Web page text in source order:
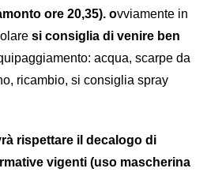
ore 20,35). ovviamente in
si consiglia di venire ben
acqua, scarpe da
ricambio, si consiglia spray
rispettare il decalogo di
vigenti (uso mascherina